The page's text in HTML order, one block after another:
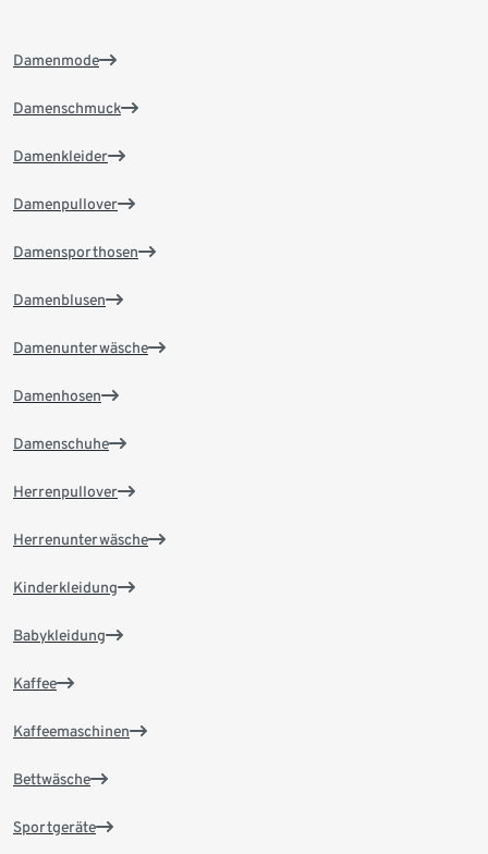
Damenmode
Damenschmuck
Damenkleider
Damenpullover
Damensporthosen
Damenblusen
Damenunterwäsche
Damenhosen
Damenschuhe
Herrenpullover
Herrenunterwäsche
Kinderkleidung
Babykleidung
Kaffee
Kaffeemaschinen
Bettwäsche
Sportgeräte